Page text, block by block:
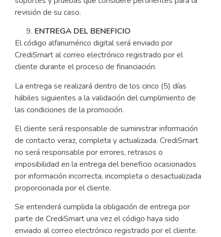
revisión de su caso.
ENTREGA DEL BENEFICIO
El código alfanumérico digital será enviado por
CrediSmart al correo electrónico registrado por el
cliente durante el proceso de financiación.
La entrega se realizará dentro de los cinco (5) días
hábiles siguientes a la validación del cumplimiento de
las condiciones de la promoción.
El cliente será responsable de suministrar información
de contacto veraz, completa y actualizada. CrediSmart
no será responsable por errores, retrasos o
imposibilidad en la entrega del beneficio ocasionados
por información incorrecta, incompleta o desactualizada
proporcionada por el cliente.
Se entenderá cumplida la obligación de entrega por
parte de CrediSmart una vez el código haya sido
enviado al correo electrónico registrado por el cliente.